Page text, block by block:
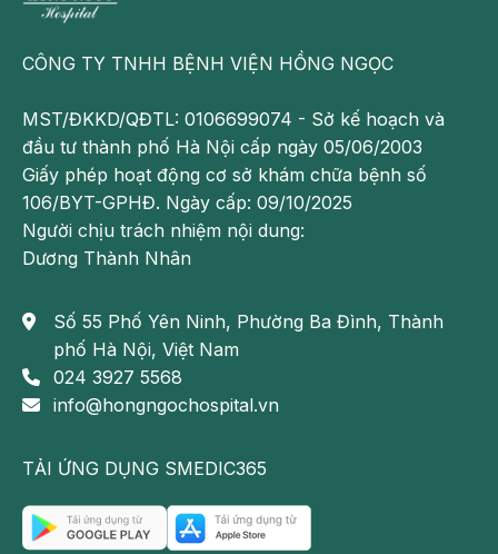
Hồng Ngọc
Trường Minh - Số 8 Châu Văn Liêm, Nam
Từ Liêm, Hà Nội
Bệnh viện Đa khoa Hồng Ngọc - 55 Yên
Ninh, Ba Đình, Hà Nội
Phòng khám Hồng Ngọc Savico Long Biên
- Tầng 3, tòa B, Savico Megamall, 07- 09
Hotline:0911 908 856 - 0932 232 016 Email
khamsuckhoecanhan@hongngochospital.vn
Cập nhật nhiều thông tin hữu ích và chương
trình Ưu đãi tại:
VHongNgoc
CÔNG TY TNHH BỆNH VIỆN HỒNG NGỌC
MST/ĐKKD/QĐTL: 0106699074 - Sở kế hoạch và
đầu tư thành phố Hà Nội cấp ngày 05/06/2003
Giấy phép hoạt động cơ sở khám chữa bệnh số
106/BYT-GPHĐ. Ngày cấp: 09/10/2025
Người chịu trách nhiệm nội dung:
Dương Thành Nhân
Số 55 Phố Yên Ninh, Phường Ba Đình, Thành
phố Hà Nội, Việt Nam
024 3927 5568
info@hongngochospital.vn
TẢI ỨNG DỤNG SMEDIC365